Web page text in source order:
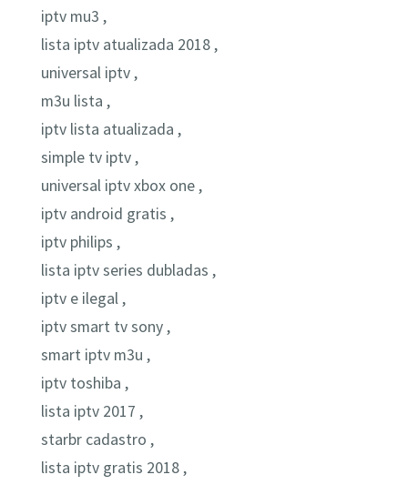
iptv mu3 ,
lista iptv atualizada 2018 ,
universal iptv ,
m3u lista ,
iptv lista atualizada ,
simple tv iptv ,
universal iptv xbox one ,
iptv android gratis ,
iptv philips ,
lista iptv series dubladas ,
iptv e ilegal ,
iptv smart tv sony ,
smart iptv m3u ,
iptv toshiba ,
lista iptv 2017 ,
starbr cadastro ,
lista iptv gratis 2018 ,